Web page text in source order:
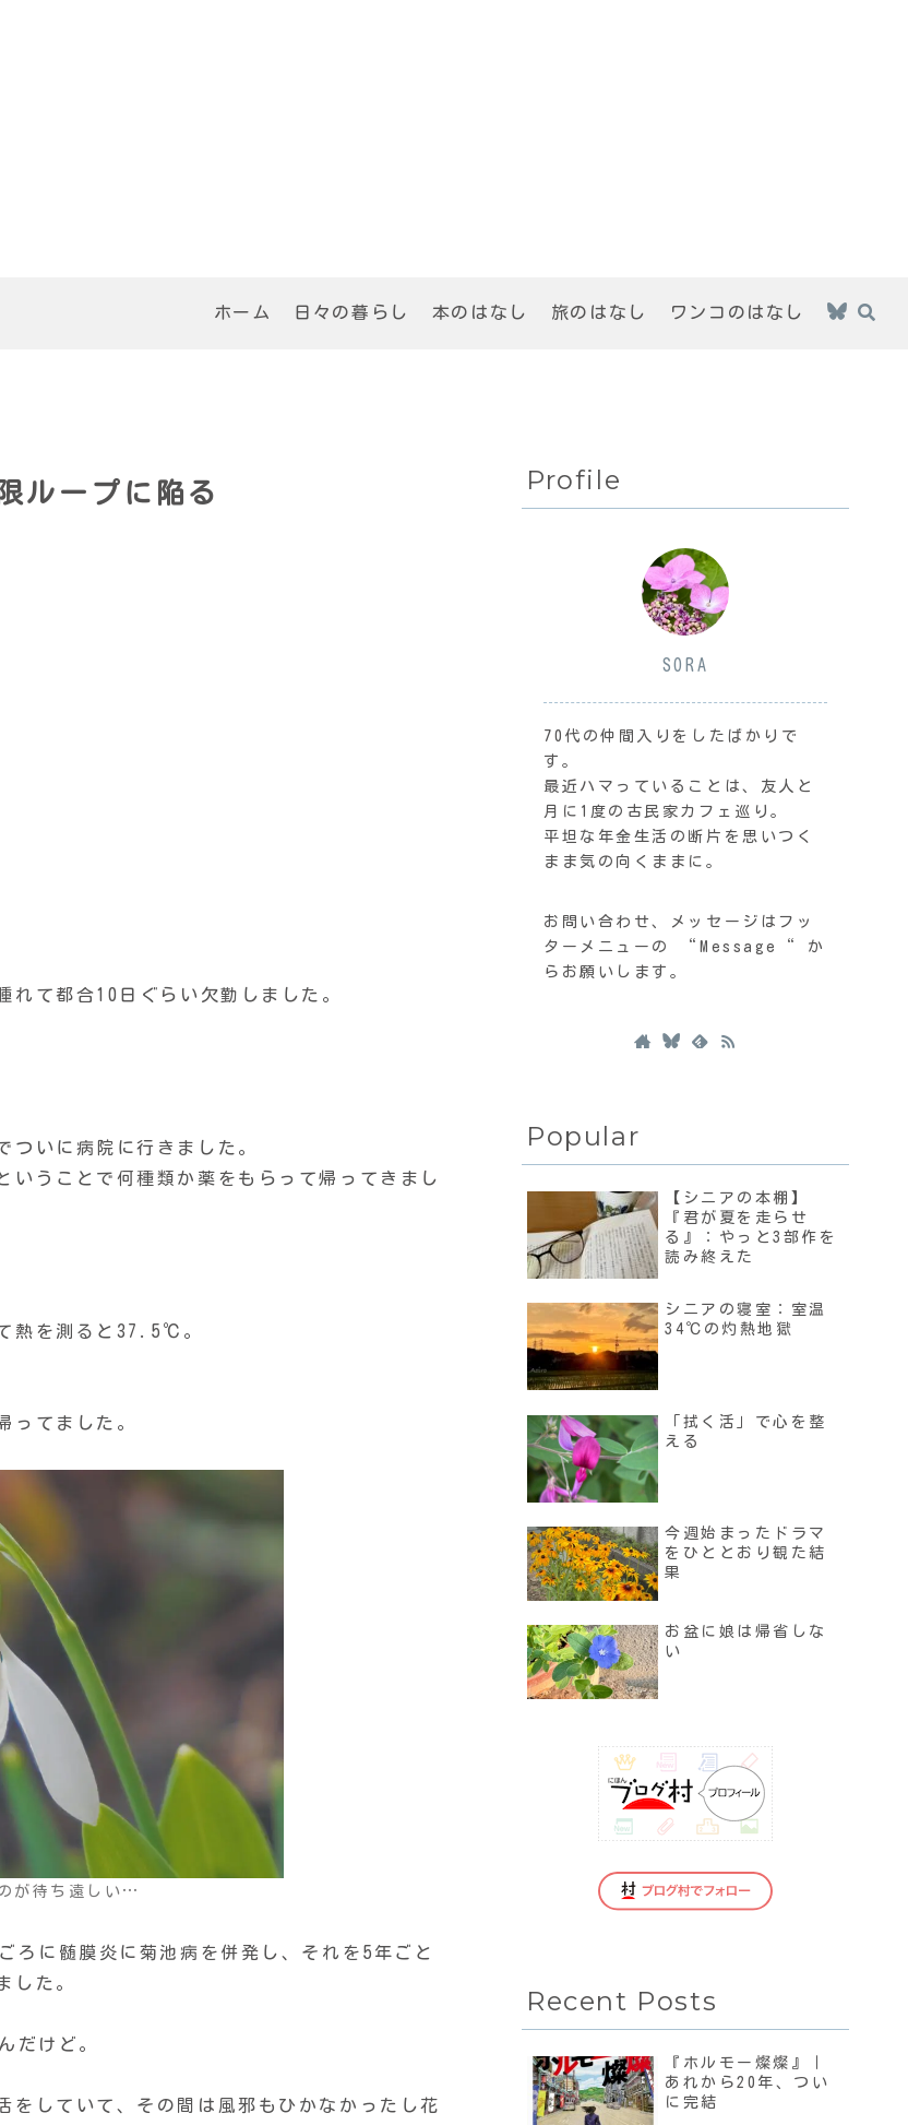
ホーム 日々の暮らし 本のはなし 旅のはなし ワンコのはなし
ループに陥る
れて都合10日ぐらい欠勤しました。
ついに病院に行きました。
いうことで何種類か薬をもらって帰ってきまし
熱を測ると37.5℃。
ってました。
が待ち遠しい…
ろに髄膜炎に菊池病を併発し、それを5年ごと
した。
だけど。
をしていて、その間は風邪もひかなかったし花
Profile
SORA
70代の仲間入りをしたばかりで
す。
最近ハマっていることは、友人と
月に1度の古民家カフェ巡り。
平坦な年金生活の断片を思いつく
まま気の向くままに。
お問い合わせ、メッセージはフッ
ターメニューの “Message“ か
らお願いします。
Popular
【シニアの本棚】
『君が夏を走らせ
る』：やっと3部作を
読み終えた
シニアの寝室：室温
34℃の灼熱地獄
「拭く活」で心を整
える
今週始まったドラマ
をひととおり観た結
果
お盆に娘は帰省しな
い
Recent Posts
『ホルモー燦燦』｜
あれから20年、つい
に完結